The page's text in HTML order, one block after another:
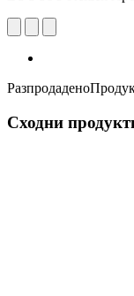
Разпродадено
Сходни